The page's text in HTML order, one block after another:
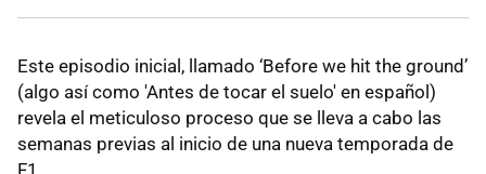
Este episodio inicial, llamado ‘Before we hit the ground’
(algo así como 'Antes de tocar el suelo' en español)
revela el meticuloso proceso que se lleva a cabo las
semanas previas al inicio de una nueva temporada de
F1.